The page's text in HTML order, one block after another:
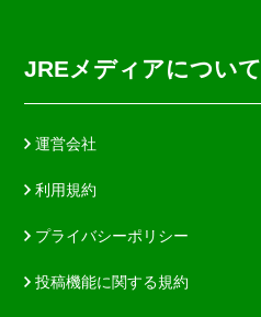
JREメディアについて
運営会社
利用規約
プライバシーポリシー
投稿機能に関する規約